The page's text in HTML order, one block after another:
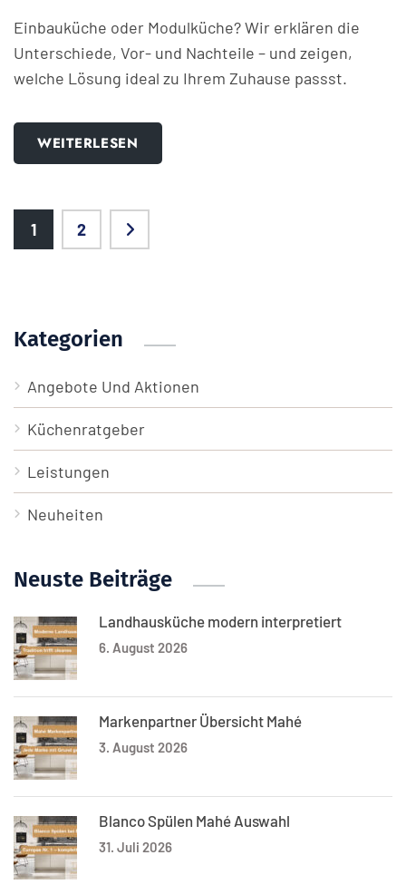
Einbauküche oder Modulküche? Wir erklären die
Unterschiede, Vor- und Nachteile – und zeigen,
welche Lösung ideal zu Ihrem Zuhause passst.
WEITERLESEN
1 2
Kategorien
Angebote Und Aktionen
Küchenratgeber
Leistungen
Neuheiten
Neuste Beiträge
Landhausküche modern interpretiert
6. August 2026
Markenpartner Übersicht Mahé
3. August 2026
Blanco Spülen Mahé Auswahl
31. Juli 2026